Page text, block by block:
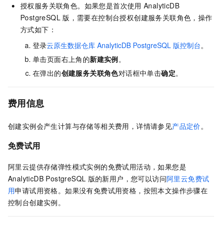
授权服务关联角色。如果您是首次使用 AnalyticDB
PostgreSQL 版 ，需要在控制台授权创建服务关联角色，操作
方式如下：
登录云原生数据仓库 AnalyticDB PostgreSQL 版控制台。
单击页面右上角的新建实例。
在弹出的创建服务关联角色对话框中单击确定。
费用信息
创建实例会产生计算与存储等相关费用，详情请参见产品定价。
免费试用
阿里云提供存储弹性模式实例的免费试用活动，如果您是
AnalyticDB PostgreSQL 版的新用户，您可以访问阿里云免费试
用申请试用资格。如果没有免费试用资格，按照本文操作步骤在
控制台创建实例。